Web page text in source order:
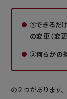
①できるだ
の変更（変
②何らかの
の２つがあります。